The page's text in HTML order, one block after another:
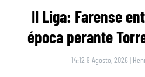
II Liga: Farense
época perante
14:12 9 Agosto, 2026 |